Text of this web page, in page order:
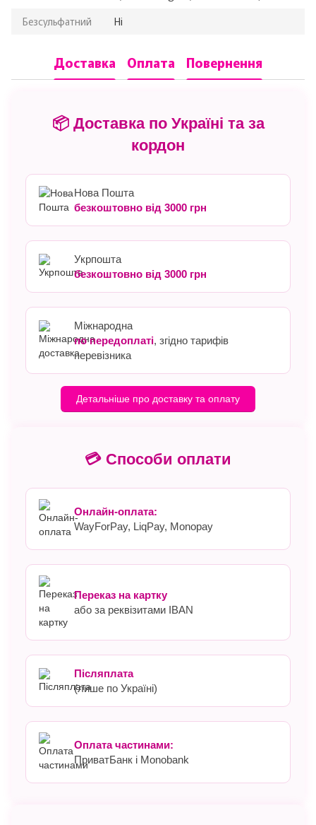
Безсульфатний
Ні
Доставка Оплата Повернення
📦 Доставка по Україні та за
кордон
Нова Пошта
безкоштовно від 3000 грн
Укрпошта
безкоштовно від 3000 грн
Міжнародна
по передоплаті, згідно тарифів
перевізника
Детальніше про доставку та оплату
💳 Способи оплати
Онлайн-оплата:
WayForPay, LiqPay, Monopay
Переказ на картку
або за реквізитами IBAN
Післяплата
(лише по Україні)
Оплата частинами:
ПриватБанк і Monobank